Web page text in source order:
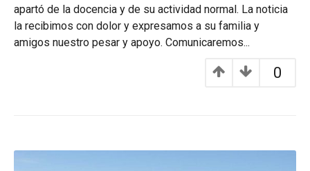
apartó de la docencia y de su actividad normal. La noticia
la recibimos con dolor y expresamos a su familia y
amigos nuestro pesar y apoyo. Comunicaremos...
0